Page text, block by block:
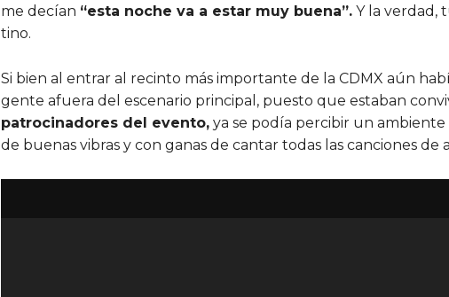
me decían “esta noche va a estar muy buena”.Y la verdad,
tino.
Si bien al entrar al recinto más importante de la CDMX aún
gente afuera del escenario principal, puesto que estaban
patrocinadores del evento,ya se podía percibir un ambiente
de buenas vibras y con ganas de cantar todas las canciones de